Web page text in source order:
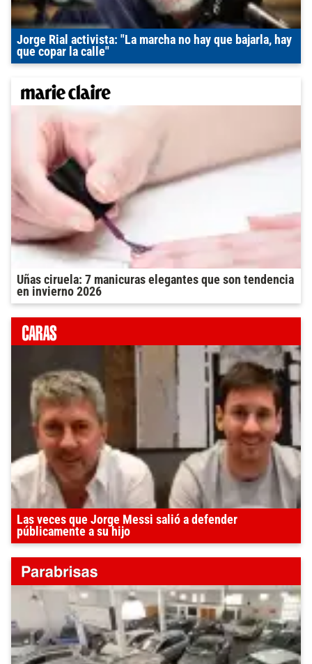
Jorge Rial activista: "La marcha no hay que bajarla, hay
que copar la calle"
Uñas ciruela: 7 manicuras elegantes que son tendencia
en invierno 2026
Las veces que Jorge Messi salió a defender
públicamente a su hijo